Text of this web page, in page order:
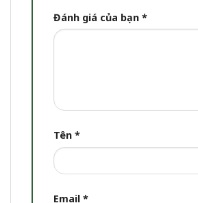
Đánh giá của bạn *
Tên *
Email *